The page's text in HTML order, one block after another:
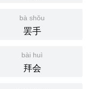
bà shǒu
罢手
bài huì
拜会